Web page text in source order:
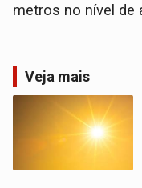
metros no nível de
Veja mais